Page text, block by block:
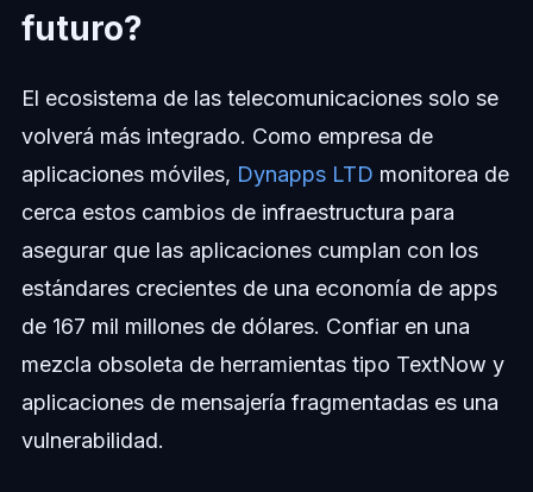
futuro?
El ecosistema de las telecomunicaciones solo se
volverá más integrado. Como empresa de
aplicaciones móviles, Dynapps LTD monitorea de
cerca estos cambios de infraestructura para
asegurar que las aplicaciones cumplan con los
estándares crecientes de una economía de apps
de 167 mil millones de dólares. Confiar en una
mezcla obsoleta de herramientas tipo TextNow y
aplicaciones de mensajería fragmentadas es una
vulnerabilidad.